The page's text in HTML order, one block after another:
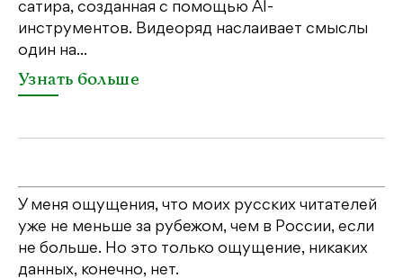
сатира, созданная с помощью AI-
инструментов. Видеоряд наслаивает смыслы
один на...
Узнать больше
У меня ощущения, что моих русских читателей
уже не меньше за рубежом, чем в России, если
не больше. Но это только ощущение, никаких
данных, конечно, нет.